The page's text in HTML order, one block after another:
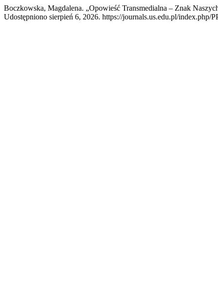
Boczkowska, Magdalena. „Opowieść Transmedialna – Znak
Udostępniono sierpień 6, 2026. https://journals.us.edu.pl/index.php/